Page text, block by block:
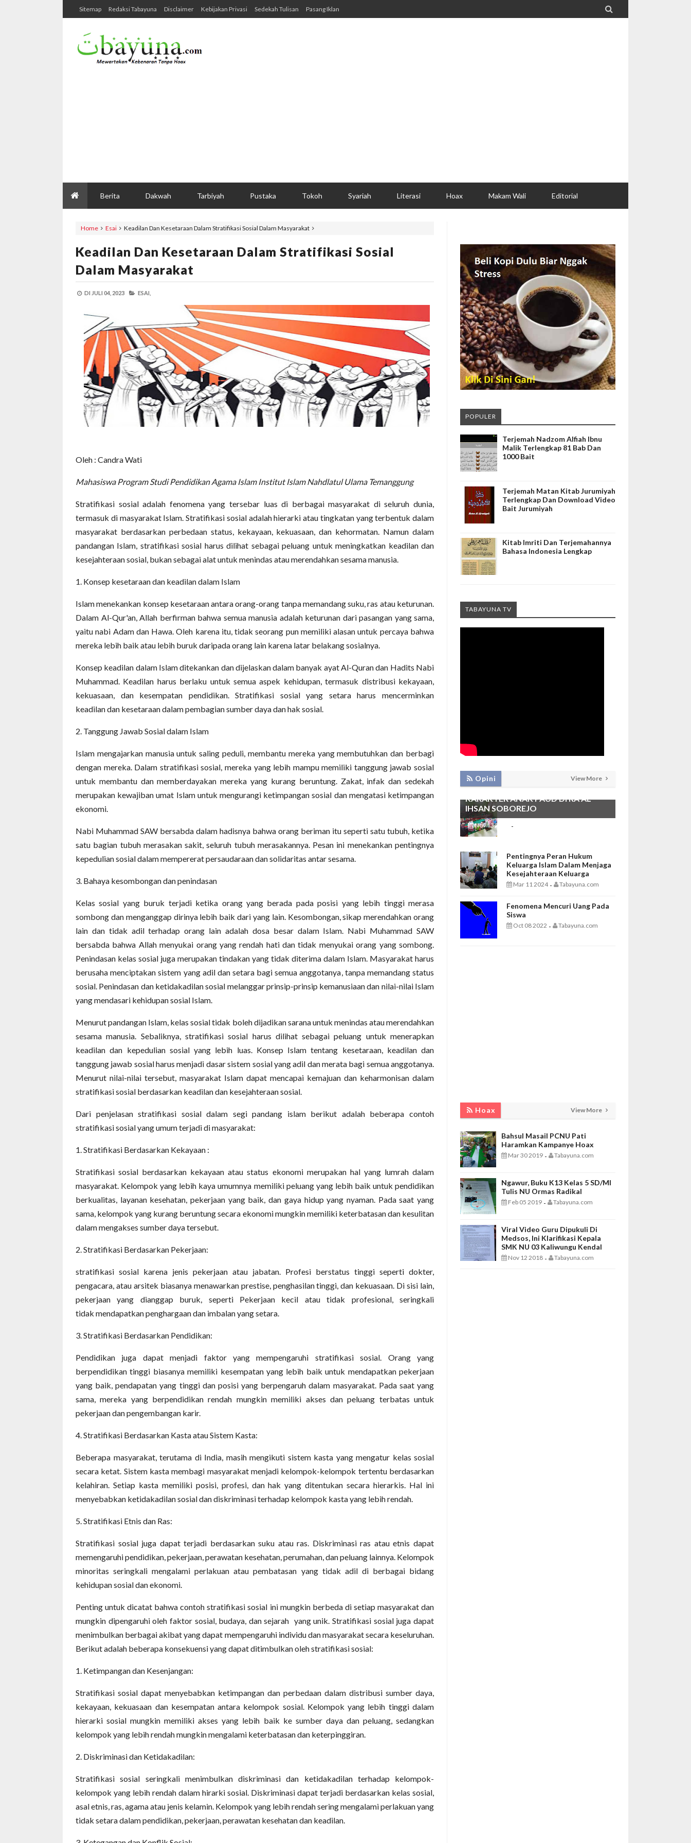
Sitemap Redaksi Tabayuna Disclaimer Kebijakan Privasi Sedekah Tulisan Pasang Iklan 
Berita Dakwah Tarbiyah Pustaka Tokoh Syariah Literasi Hoax Makam Wali Editorial
Home Esai Keadilan Dan Kesetaraan Dalam Stratifikasi Sosial Dalam Masyarakat
Keadilan Dan Kesetaraan Dalam Stratifikasi Sosial
Dalam Masyarakat
DI JULI 04, 2023 ESAI,
Oleh : Candra Wati
Mahasiswa Program Studi Pendidikan Agama Islam Institut Islam Nahdlatul Ulama Temanggung
Stratifikasi sosial adalah fenomena yang tersebar luas di berbagai masyarakat di seluruh dunia,
termasuk di masyarakat Islam. Stratifikasi sosial adalah hierarki atau tingkatan yang terbentuk dalam
masyarakat berdasarkan perbedaan status, kekayaan, kekuasaan, dan kehormatan. Namun dalam
pandangan Islam, stratifikasi sosial harus dilihat sebagai peluang untuk meningkatkan keadilan dan
kesejahteraan sosial, bukan sebagai alat untuk menindas atau merendahkan sesama manusia.
1. Konsep kesetaraan dan keadilan dalam Islam
Islam menekankan konsep kesetaraan antara orang-orang tanpa memandang suku, ras atau keturunan.
Dalam Al-Qur'an, Allah berfirman bahwa semua manusia adalah keturunan dari pasangan yang sama,
yaitu nabi Adam dan Hawa. Oleh karena itu, tidak seorang pun memiliki alasan untuk percaya bahwa
mereka lebih baik atau lebih buruk daripada orang lain karena latar belakang sosialnya.
Konsep keadilan dalam Islam ditekankan dan dijelaskan dalam banyak ayat Al-Quran dan Hadits Nabi
Muhammad. Keadilan harus berlaku untuk semua aspek kehidupan, termasuk distribusi kekayaan,
kekuasaan, dan kesempatan pendidikan. Stratifikasi sosial yang setara harus mencerminkan
keadilan dan kesetaraan dalam pembagian sumber daya dan hak sosial.
2. Tanggung Jawab Sosial dalam Islam
Islam mengajarkan manusia untuk saling peduli, membantu mereka yang membutuhkan dan berbagi
dengan mereka. Dalam stratifikasi sosial, mereka yang lebih mampu memiliki tanggung jawab sosial
untuk membantu dan memberdayakan mereka yang kurang beruntung. Zakat, infak dan sedekah
merupakan kewajiban umat Islam untuk mengurangi ketimpangan sosial dan mengatasi ketimpangan
ekonomi.
Nabi Muhammad SAW bersabda dalam hadisnya bahwa orang beriman itu seperti satu tubuh, ketika
satu bagian tubuh merasakan sakit, seluruh tubuh merasakannya. Pesan ini menekankan pentingnya
kepedulian sosial dalam mempererat persaudaraan dan solidaritas antar sesama.
3. Bahaya kesombongan dan penindasan
Kelas sosial yang buruk terjadi ketika orang yang berada pada posisi yang lebih tinggi merasa
sombong dan menganggap dirinya lebih baik dari yang lain. Kesombongan, sikap merendahkan orang
lain dan tidak adil terhadap orang lain adalah dosa besar dalam Islam. Nabi Muhammad SAW
bersabda bahwa Allah menyukai orang yang rendah hati dan tidak menyukai orang yang sombong.
Penindasan kelas sosial juga merupakan tindakan yang tidak diterima dalam Islam. Masyarakat harus
berusaha menciptakan sistem yang adil dan setara bagi semua anggotanya, tanpa memandang status
sosial. Penindasan dan ketidakadilan sosial melanggar prinsip-prinsip kemanusiaan dan nilai-nilai Islam
yang mendasari kehidupan sosial Islam.
Menurut pandangan Islam, kelas sosial tidak boleh dijadikan sarana untuk menindas atau merendahkan
sesama manusia. Sebaliknya, stratifikasi sosial harus dilihat sebagai peluang untuk menerapkan
keadilan dan kepedulian sosial yang lebih luas. Konsep Islam tentang kesetaraan, keadilan dan
tanggung jawab sosial harus menjadi dasar sistem sosial yang adil dan merata bagi semua anggotanya.
Menurut nilai-nilai tersebut, masyarakat Islam dapat mencapai kemajuan dan keharmonisan dalam
stratifikasi sosial berdasarkan keadilan dan kesejahteraan sosial.
Dari penjelasan stratifikasi sosial dalam segi pandang islam berikut adalah beberapa contoh
stratifikasi sosial yang umum terjadi di masyarakat:
1. Stratifikasi Berdasarkan Kekayaan :
Stratifikasi sosial berdasarkan kekayaan atau status ekonomi merupakan hal yang lumrah dalam
masyarakat. Kelompok yang lebih kaya umumnya memiliki peluang yang lebih baik untuk pendidikan
berkualitas, layanan kesehatan, pekerjaan yang baik, dan gaya hidup yang nyaman. Pada saat yang
sama, kelompok yang kurang beruntung secara ekonomi mungkin memiliki keterbatasan dan kesulitan
dalam mengakses sumber daya tersebut.
2. Stratifikasi Berdasarkan Pekerjaan:
stratifikasi sosial karena jenis pekerjaan atau jabatan. Profesi berstatus tinggi seperti dokter,
pengacara, atau arsitek biasanya menawarkan prestise, penghasilan tinggi, dan kekuasaan. Di sisi lain,
pekerjaan yang dianggap buruk, seperti Pekerjaan kecil atau tidak profesional, seringkali
tidak mendapatkan penghargaan dan imbalan yang setara.
3. Stratifikasi Berdasarkan Pendidikan:
Pendidikan juga dapat menjadi faktor yang mempengaruhi stratifikasi sosial. Orang yang
berpendidikan tinggi biasanya memiliki kesempatan yang lebih baik untuk mendapatkan pekerjaan
yang baik, pendapatan yang tinggi dan posisi yang berpengaruh dalam masyarakat. Pada saat yang
sama, mereka yang berpendidikan rendah mungkin memiliki akses dan peluang terbatas untuk
pekerjaan dan pengembangan karir.
4. Stratifikasi Berdasarkan Kasta atauSistem Kasta:
Beberapa masyarakat, terutama di India, masih mengikuti sistem kasta yang mengatur kelas sosial
secara ketat. Sistem kasta membagi masyarakat menjadi kelompok-kelompok tertentu berdasarkan
kelahiran. Setiap kasta memiliki posisi, profesi, dan hak yang ditentukan secara hierarkis. Hal ini
menyebabkan ketidakadilan sosial dan diskriminasi terhadap kelompok kasta yang lebih rendah.
5. Stratifikasi Etnis dan Ras:
Stratifikasi sosial juga dapat terjadi berdasarkan suku atau ras. Diskriminasi ras atau etnis dapat
memengaruhi pendidikan, pekerjaan, perawatan kesehatan, perumahan, dan peluang lainnya. Kelompok
minoritas seringkali mengalami perlakuan atau pembatasan yang tidak adil di berbagai bidang
kehidupan sosial dan ekonomi.
Penting untuk dicatat bahwa contoh stratifikasi sosial ini mungkin berbeda di setiap masyarakat dan
mungkin dipengaruhi oleh faktor sosial, budaya, dan sejarah yang unik. Stratifikasi sosial jugadapat
menimbulkan berbagai akibat yang dapat mempengaruhi individu dan masyarakat secara keseluruhan.
Berikut adalah beberapa konsekuensi yang dapat ditimbulkan oleh stratifikasi sosial:
1. Ketimpangan dan Kesenjangan:
Stratifikasi sosial dapat menyebabkan ketimpangan dan perbedaan dalam distribusi sumber daya,
kekayaan, kekuasaan dan kesempatan antara kelompok sosial. Kelompok yang lebih tinggi dalam
hierarki sosial mungkin memiliki akses yang lebih baik ke sumber daya dan peluang, sedangkan
kelompok yang lebih rendah mungkin mengalami keterbatasan dan keterpinggiran.
2. Diskriminasi dan Ketidakadilan:
Stratifikasi sosial seringkali menimbulkan diskriminasi dan ketidakadilan terhadap kelompok-
kelompok yang lebih rendah dalam hirarki sosial. Diskriminasi dapat terjadi berdasarkan kelas sosial,
asal etnis, ras, agama atau jenis kelamin. Kelompok yang lebih rendah sering mengalami perlakuan yang
tidak setara dalam pendidikan, pekerjaan, perawatan kesehatan dan keadilan.
POPULER
Terjemah Nadzom Alfiah Ibnu
Malik Terlengkap 81 Bab Dan
1000 Bait
Terjemah Matan Kitab Jurumiyah
Terlengkap Dan Download Video
Bait Jurumiyah
Kitab Imriti Dan Terjemahannya
Bahasa Indonesia Lengkap
TABAYUNA TV
Opini View More
PEMBIASAAN SHALAT DHUHA DAN
MENGAJI SEBAGAI FONDASI
KARAKTER ANAK PAUD DI RA AL
IHSAN SOBOREJO
Nov 13 2025 -
Pentingnya Peran Hukum
Keluarga Islam Dalam Menjaga
Kesejahteraan Keluarga
Mar 11 2024 - Tabayuna.com
Fenomena Mencuri Uang Pada
Siswa
Oct 08 2022 - Tabayuna.com
Hoax View More
Bahsul Masail PCNU Pati
Haramkan Kampanye Hoax
Mar 30 2019 - Tabayuna.com
Ngawur, Buku K13 Kelas 5 SD/MI
Tulis NU Ormas Radikal
Feb 05 2019 - Tabayuna.com
Viral Video Guru Dipukuli Di
Medsos, Ini Klarifikasi Kepala
SMK NU 03 Kaliwungu Kendal
Nov 12 2018 - Tabayuna.com